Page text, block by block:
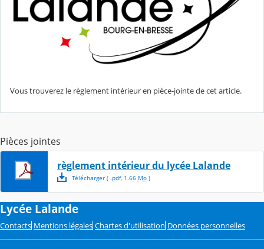
Vous trouverez le règlement intérieur en pièce-jointe de cet article.
Pièces jointes
règlement intérieur du lycée Lalande
Télécharger( .pdf, 1.66 Mo)
Lycée Lalande
Contacts Mentions légales Chartes d'utilisation Données personnelles